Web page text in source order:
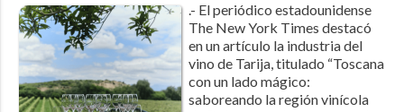
.- El periódico estadounidense
The New York Times destacó
en un artículo la industria del
vino de Tarija, titulado “Toscana
con un lado mágico:
saboreando la región vinícola